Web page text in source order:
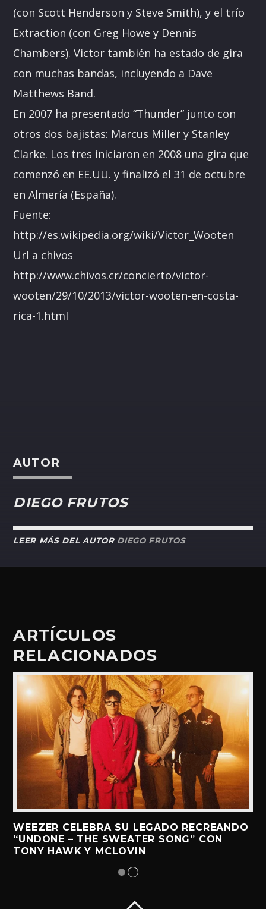
(con Scott Henderson y Steve Smith), y el trío
Extraction (con Greg Howe y Dennis
Chambers). Victor también ha estado de gira
con muchas bandas, incluyendo a Dave
Matthews Band.
En 2007 ha presentado “Thunder” junto con
otros dos bajistas: Marcus Miller y Stanley
Clarke. Los tres iniciaron en 2008 una gira que
comenzó en EE.UU. y finalizó el 31 de octubre
en Almería (España).
Fuente:
http://es.wikipedia.org/wiki/Victor_Wooten
Url a chivos
http://www.chivos.cr/concierto/victor-
wooten/29/10/2013/victor-wooten-en-costa-
rica-1.html
AUTOR
DIEGO FRUTOS
LEER MÁS DEL AUTOR DIEGO FRUTOS
ARTÍCULOS
RELACIONADOS
WEEZER CELEBRA SU LEGADO RECREANDO
“UNDONE – THE SWEATER SONG” CON
TONY HAWK Y MCLOVIN